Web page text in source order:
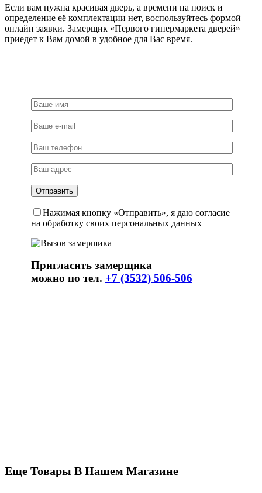
Если вам нужна красивая дверь, а времени на поиск и
определение её комплектации нет, воспользуйтесь формой
онлайн заявки. Замерщик «Первого гипермаркета дверей»
приедет к Вам домой в удобное для Вас время.
Нажимая кнопку «Отправить», я даю согласие
на обработку своих персональных данных
Пригласить замерщика
можно по тел. +7 (3532) 506-506
Еще Товары В Нашем Магазине